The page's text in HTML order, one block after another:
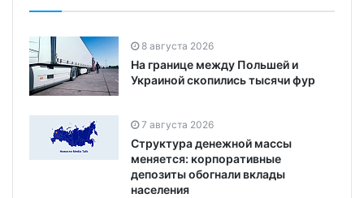
8 августа 2026
На границе между Польшей и
Украиной скопились тысячи фур
7 августа 2026
Структура денежной массы
меняется: корпоративные
депозиты обогнали вклады
населения